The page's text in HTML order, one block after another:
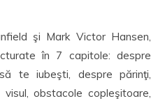
şi Mark Victor Hansen,
în 7 capitole: despre
te iubeşti, despre părinţi,
obstacole copleşitoare,